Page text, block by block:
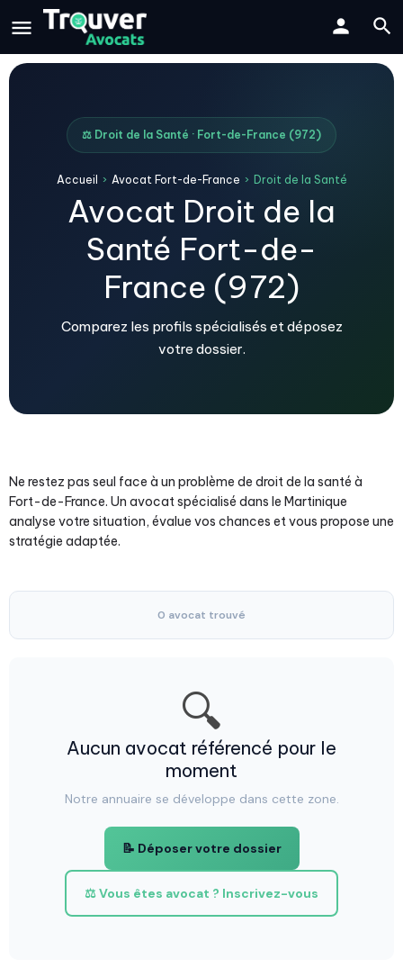
⚖️ Droit de la Santé · Fort-de-France (972)
Accueil › Avocat Fort-de-France › Droit de la Santé
Avocat Droit de la
Santé Fort-de-
France (972)
Comparez les profils spécialisés et déposez
votre dossier.
Ne restez pas seul face à un problème de droit de la santé à
Fort-de-France. Un avocat spécialisé dans le Martinique
analyse votre situation, évalue vos chances et vous propose une
stratégie adaptée.
0 avocat trouvé
🔍
Aucun avocat référencé pour le
moment
Notre annuaire se développe dans cette zone.
📝 Déposer votre dossier
⚖️ Vous êtes avocat ? Inscrivez-vous